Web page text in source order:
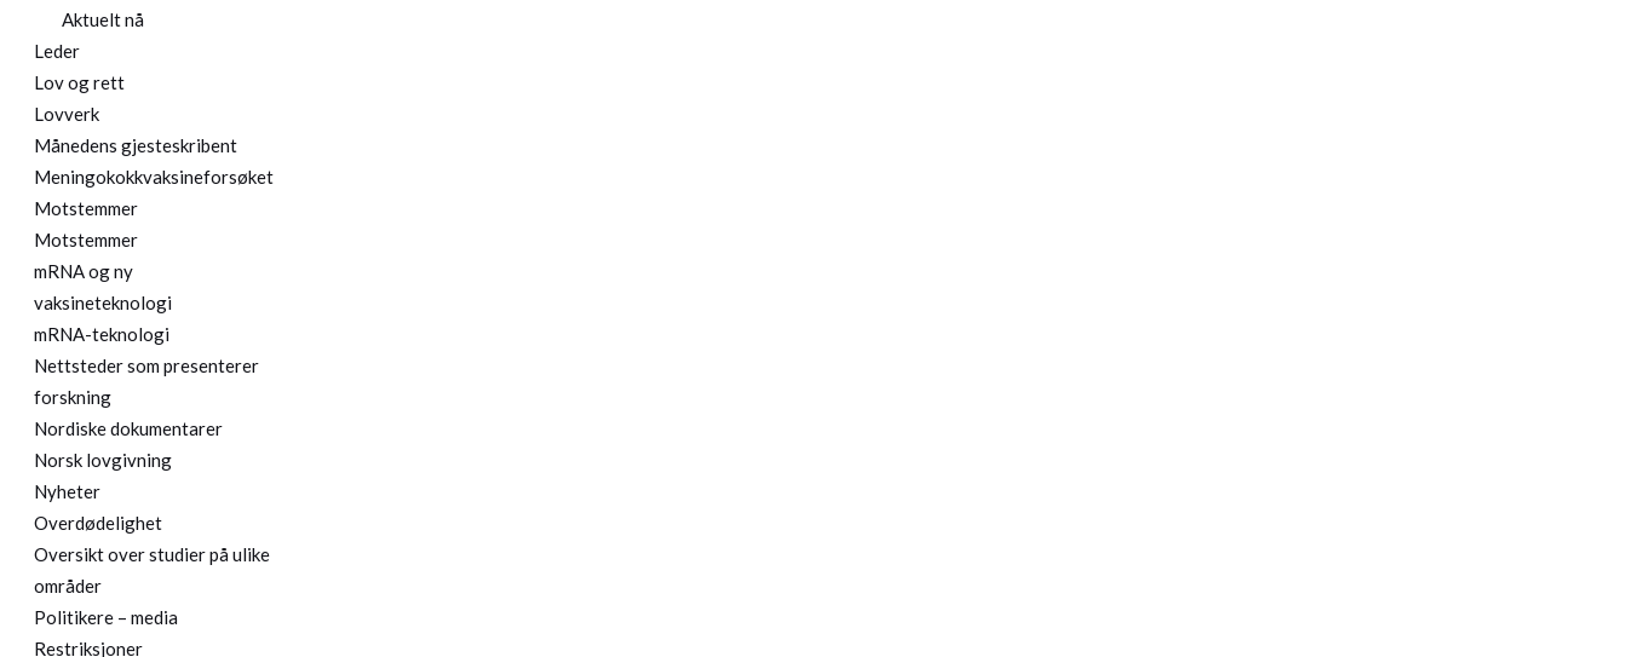
Aktuelt nå
Leder
Lov og rett
Lovverk
Månedens gjesteskribent
Meningokokkvaksineforsøket
Motstemmer
Motstemmer
mRNA og ny
vaksineteknologi
mRNA-teknologi
Nettsteder som presenterer
forskning
Nordiske dokumentarer
Norsk lovgivning
Nyheter
Overdødelighet
Oversikt over studier på ulike
områder
Politikere – media
Restriksjoner